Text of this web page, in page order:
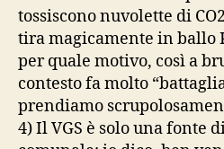
tossiscono nuvolette di
tira magicamente in ballo
per quale motivo, così a
contesto fa molto
prendiamo
4) Il VGS è solo una fonte